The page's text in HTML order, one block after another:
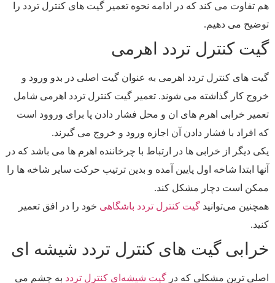
هم تفاوت می کند که در ادامه نحوه تعمیر گیت های کنترل تردد را
توضیح می دهیم.
گیت کنترل تردد اهرمی
گیت های کنترل تردد اهرمی به عنوان گیت اصلی در بدو ورود و
خروج کار گذاشته می شوند. تعمیر گیت کنترل تردد اهرمی شامل
تعمیر خرابی اهرم های ان و محل فشار دادن پا برای وروود است
که افراد با فشار دادن آن اجازه ورود و خروج می گیرند.
یکی دیگر از خرابی ها در ارتباط با چرخاننده اهرم ها می باشد که در
آنها ابتدا شاخه اول پایین آمده و بدین ترتیب حرکت سایر شاخه ها را
ممکن است دچار مشکل کند.
همچنین می‌توانید گیت کنترل تردد باشگاهی خود را در افق تعمیر
کنید.
خرابی گیت های کنترل تردد شیشه ای
اصلی ترین مشکلی که در گیت شیشه‌ای کنترل تردد به چشم می